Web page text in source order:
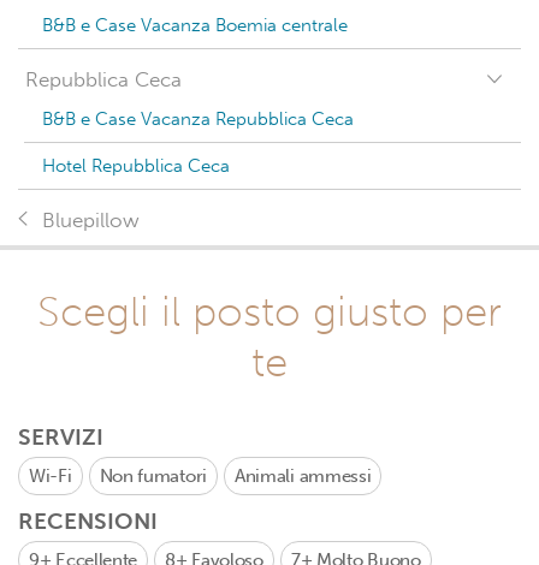
B&B e Case Vacanza Boemia centrale
Repubblica Ceca
B&B e Case Vacanza Repubblica Ceca
Hotel Repubblica Ceca
Bluepillow
Scegli il posto giusto per
te
SERVIZI
Wi-Fi Non fumatori Animali ammessi
RECENSIONI
9+ Eccellente 8+ Favoloso 7+ Molto Buono